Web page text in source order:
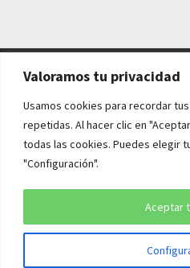
Valoramos tu privacidad
Usamos cookies para recordar
repetidas. Al hacer clic en
todas las cookies. Puedes elegir
"Configuración".
Aceptar
AVISO LEGAL Y POLÍTICAS
Aviso legal
Política de cookies